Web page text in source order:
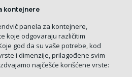
kontejnere
panela za kontejnere,
koje odgovaraju različitim
god da su vaše potrebe, kod
i dimenzije, prilagođene svim
najčešće korišćene vrste: